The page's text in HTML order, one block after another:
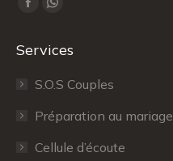
Facebook
opens
window
WhatsApp
opens
window
Services
S.O.S Couples
Préparation au mariage
Cellule d’écoute